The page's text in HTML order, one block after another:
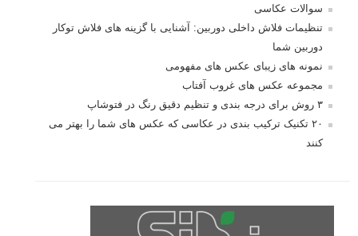
سوالات عکاسی
تنظیمات فلاش داخلی دوربین: آشنایی با گزینه های فلاش توکار
دوربین شما
نمونه های زیبای عکس های مفهومی
مجموعه عکس های غروب آفتاب
۳ روش برای درجه بندی و تنظیم دقیق رنگ در فتوشاپ
۲۰ تکنیک ترکیب بندی در عکاسی که عکس های شما را بهتر می
کنند